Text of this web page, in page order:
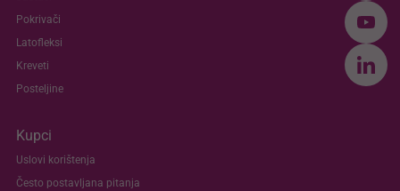
Pokrivači
Latofleksi
Kreveti
Posteljine
Kupci
Uslovi korištenja
Često postavljana pitanja